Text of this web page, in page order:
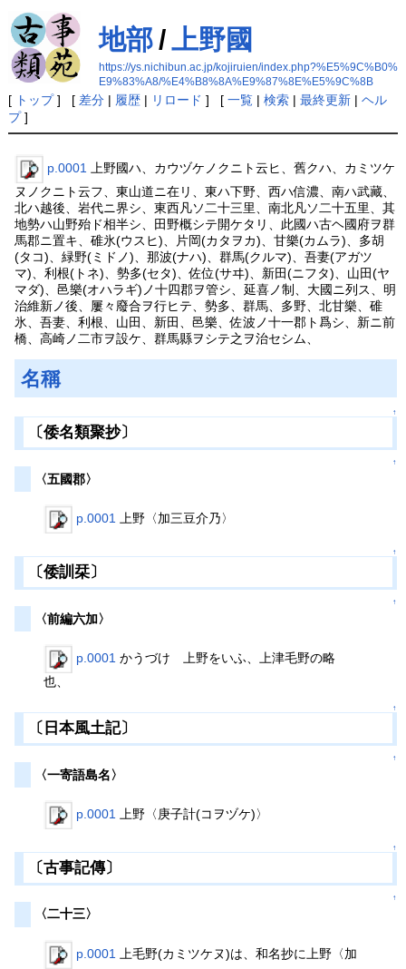
地部/上野國
https://ys.nichibun.ac.jp/kojiruien/index.php?%E5%9C%B0%
E9%83%A8/%E4%B8%8A%E9%87%8E%E5%9C%8B
[ トップ] [ 差分| 履歴| リロード ] [ 一覧| 検索| 最終更新| ヘル
プ]
p.0001
上野國ハ、カウヅケノクニト云ヒ、舊クハ、カミツケ
ヌノクニト云フ、東山道ニ在リ、東ハ下野、西ハ信濃、南ハ武藏、
北ハ越後、岩代ニ界シ、東西凡ソ二十三里、南北凡ソ二十五里、其
地勢ハ山野殆ド相半シ、田野概シテ開ケタリ、此國ハ古ヘ國府ヲ群
馬郡ニ置キ、碓氷(ウスヒ)、片岡(カタヲカ)、甘樂(カムラ)、多胡
(タコ)、緑野(ミドノ)、那波(ナハ)、群馬(クルマ)、吾妻(アガツ
マ)、利根(トネ)、勢多(セタ)、佐位(サヰ)、新田(ニフタ)、山田(ヤ
マダ)、邑樂(オハラギ)ノ十四郡ヲ管シ、延喜ノ制、大國ニ列ス、明
治維新ノ後、屢々廢合ヲ行ヒテ、勢多、群馬、多野、北甘樂、碓
氷、吾妻、利根、山田、新田、邑樂、佐波ノ十一郡ト爲シ、新ニ前
橋、高崎ノ二市ヲ設ケ、群馬縣ヲシテ之ヲ治セシム、
名稱
↑
〔倭名類聚抄〕
↑
〈五國郡〉
p.0001 上野〈加三豆介乃〉
↑
〔倭訓栞〕
↑
〈前編六加〉
p.0001 かうづけ 上野をいふ、上津毛野の略
也、
↑
〔日本風土記〕
↑
〈一寄語島名〉
p.0001 上野〈庚子計(コヲヅケ)〉
↑
〔古事記傳〕
↑
〈二十三〉
p.0001
上毛野(カミツケヌ)は、和名抄に上野〈加